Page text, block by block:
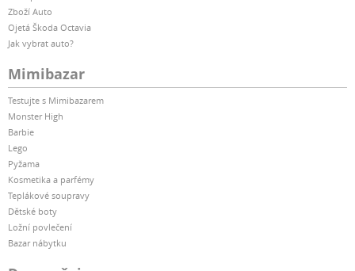
Podporované prohlížeče Chrome
Firefox
Edge
Safari
Podporovaný jazyk English, Deutsch, Français, Italiano,
Espanol, Dansk, Norsk, Svenska, Nederlands, Polski,
Magyar, Portugues do Brasil, Portugues Europeu,
Türkçe, Český,
Poznámky Další podrobnosti o podporovaných verzích
prohlížečů jsou uvedeny v Technické specifikace DSM.
Balíčky rozšíření
Central Management System
?
Zboží Auto
Ojetá Škoda Octavia
Jak vybrat auto?
Mimibazar
Testujte s Mimibazarem
Monster High
Barbie
Lego
Pyžama
Kosmetika a parfémy
Teplákové soupravy
Dětské boty
Ložní povlečení
Bazar nábytku